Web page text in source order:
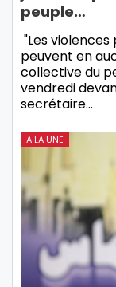
peuple…
"Les
peuvent en
collective du
vendredi
secrétaire…
A LA UNE